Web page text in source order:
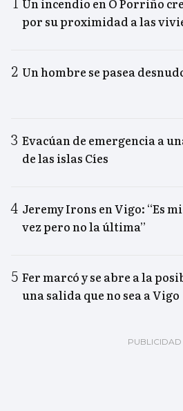
Un incendio en O Porriño
por su proximidad a las
Un hombre se pasea
Evacúan de emergencia a
de las islas Cíes
Jeremy Irons en Vigo: “Es
vez pero no la última”
Fer marcó y se abre a la
una salida que no sea a Vigo